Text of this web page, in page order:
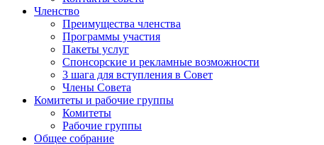
Членство
Преимущества членства
Программы участия
Пакеты услуг
Спонсорские и рекламные возможности
3 шага для вступления в Совет
Члены Совета
Комитеты и рабочие группы
Комитеты
Рабочие группы
Общее собрание